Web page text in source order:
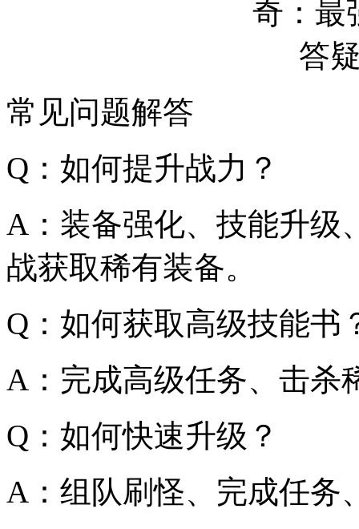
常见问题解答
Q：如何提升战力？
A：装备强化、技能升级
战获取稀有装备。
Q：如何获取高级技能书
A：完成高级任务、击杀
Q：如何快速升级？
A：组队刷怪、完成任务